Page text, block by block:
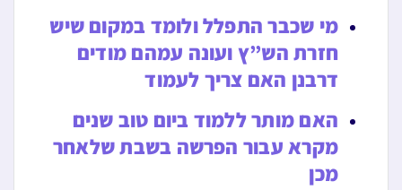
מי שכבר התפלל ולומד במקום שיש
חזרת הש”ץ ועונה עמהם מודים
דרבנן האם צריך לעמוד
האם מותר ללמוד ביום טוב שנים
מקרא עבור הפרשה בשבת שלאחר
מכן